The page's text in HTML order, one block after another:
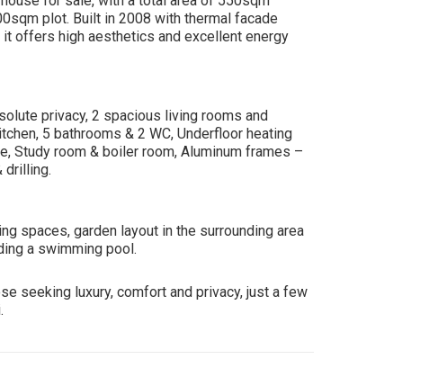
plot. Built in 2008 with thermal facade
offers high aesthetics and excellent energy
privacy, 2 spacious living rooms and
5 bathrooms & 2 WC, Underfloor heating
Study room & boiler room, Aluminum frames –
drilling.
spaces, garden layout in the surrounding area
a swimming pool.
seeking luxury, comfort and privacy, just a few